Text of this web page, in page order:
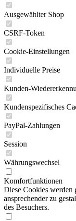
Ausgewählter Shop
CSRF-Token
Cookie-Einstellungen
Individuelle Preise
Kunden-
Kundenspezifisches
PayPal-Zahlungen
Session
Währungswechsel
Komfortfunktionen
Diese Cookies werden
ansprechender zu
des Besuchers.